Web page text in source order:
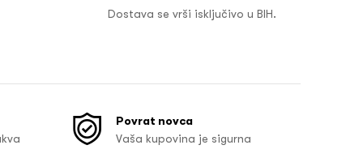
Dostava se vrši isključivo u BIH.
Povrat novca
Vaša kupovina je sigurna